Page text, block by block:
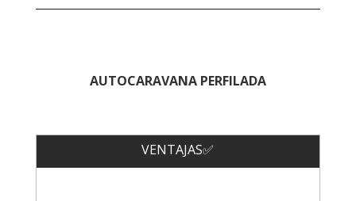
AUTOCARAVANA PERFILADA
VENTAJAS✅